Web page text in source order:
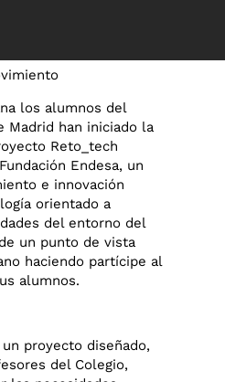
los alumnos del
Madrid han iniciado la
Reto_tech
Endesa, un
e innovación
orientado a
del entorno del
un punto de vista
haciendo partícipe al
alumnos.
proyecto diseñado,
del Colegio,